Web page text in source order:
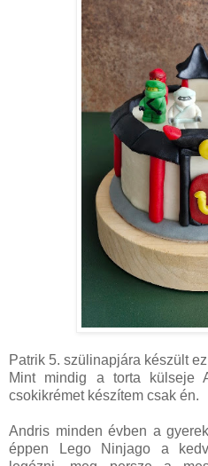
Patrik 5. szülinapjára készült
Mint mindig a torta külseje
csokikrémet készítem csak én.
Andris minden évben a
éppen Lego Ninjago a